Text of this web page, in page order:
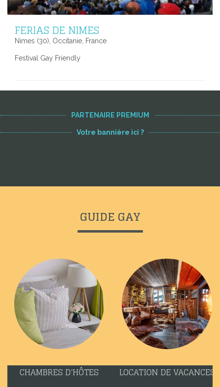
FERIAS DE NIMES
Nimes (30), Occitanie, France
Festival Gay Friendly
PARTENAIRE PREMIUM
Votre bannière ici ?
GUIDE GAY
CHAMBRES D'HÔTES LOCATION DE VACANCES